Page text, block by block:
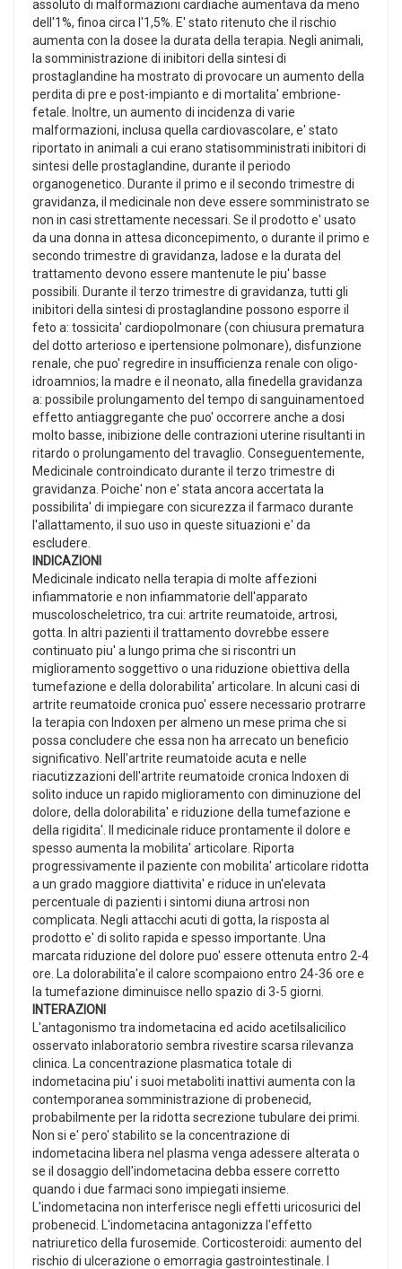
assoluto di malformazioni cardiache aumentava da meno
dell'1%, finoa circa l'1,5%. E' stato ritenuto che il rischio
aumenta con la dosee la durata della terapia. Negli animali,
la somministrazione di inibitori della sintesi di
prostaglandine ha mostrato di provocare un aumento della
perdita di pre e post-impianto e di mortalita' embrione-
fetale. Inoltre, un aumento di incidenza di varie
malformazioni, inclusa quella cardiovascolare, e' stato
riportato in animali a cui erano statisomministrati inibitori di
sintesi delle prostaglandine, durante il periodo
organogenetico. Durante il primo e il secondo trimestre di
gravidanza, il medicinale non deve essere somministrato se
non in casi strettamente necessari. Se il prodotto e' usato
da una donna in attesa diconcepimento, o durante il primo e
secondo trimestre di gravidanza, ladose e la durata del
trattamento devono essere mantenute le piu' basse
possibili. Durante il terzo trimestre di gravidanza, tutti gli
inibitori della sintesi di prostaglandine possono esporre il
feto a: tossicita' cardiopolmonare (con chiusura prematura
del dotto arterioso e ipertensione polmonare), disfunzione
renale, che puo' regredire in insufficienza renale con oligo-
idroamnios; la madre e il neonato, alla finedella gravidanza
a: possibile prolungamento del tempo di sanguinamentoed
effetto antiaggregante che puo' occorrere anche a dosi
molto basse, inibizione delle contrazioni uterine risultanti in
ritardo o prolungamento del travaglio. Conseguentemente,
Medicinale controindicato durante il terzo trimestre di
gravidanza. Poiche' non e' stata ancora accertata la
possibilita' di impiegare con sicurezza il farmaco durante
l'allattamento, il suo uso in queste situazioni e' da
escludere.
INDICAZIONI
Medicinale indicato nella terapia di molte affezioni
infiammatorie e non infiammatorie dell'apparato
muscoloscheletrico, tra cui: artrite reumatoide, artrosi,
gotta. In altri pazienti il trattamento dovrebbe essere
continuato piu' a lungo prima che si riscontri un
miglioramento soggettivo o una riduzione obiettiva della
tumefazione e della dolorabilita' articolare. In alcuni casi di
artrite reumatoide cronica puo' essere necessario protrarre
la terapia con Indoxen per almeno un mese prima che si
possa concludere che essa non ha arrecato un beneficio
significativo. Nell'artrite reumatoide acuta e nelle
riacutizzazioni dell'artrite reumatoide cronica Indoxen di
solito induce un rapido miglioramento con diminuzione del
dolore, della dolorabilita' e riduzione della tumefazione e
della rigidita'. Il medicinale riduce prontamente il dolore e
spesso aumenta la mobilita' articolare. Riporta
progressivamente il paziente con mobilita' articolare ridotta
a un grado maggiore diattivita' e riduce in un'elevata
percentuale di pazienti i sintomi diuna artrosi non
complicata. Negli attacchi acuti di gotta, la risposta al
prodotto e' di solito rapida e spesso importante. Una
marcata riduzione del dolore puo' essere ottenuta entro 2-4
ore. La dolorabilita'e il calore scompaiono entro 24-36 ore e
la tumefazione diminuisce nello spazio di 3-5 giorni.
INTERAZIONI
L'antagonismo tra indometacina ed acido acetilsalicilico
osservato inlaboratorio sembra rivestire scarsa rilevanza
clinica. La concentrazione plasmatica totale di
indometacina piu' i suoi metaboliti inattivi aumenta con la
contemporanea somministrazione di probenecid,
probabilmente per la ridotta secrezione tubulare dei primi.
Non si e' pero' stabilito se la concentrazione di
indometacina libera nel plasma venga adessere alterata o
se il dosaggio dell'indometacina debba essere corretto
quando i due farmaci sono impiegati insieme.
L'indometacina non interferisce negli effetti uricosurici del
probenecid. L'indometacina antagonizza l'effetto
natriuretico della furosemide. Corticosteroidi: aumento del
rischio di ulcerazione o emorragia gastrointestinale. I